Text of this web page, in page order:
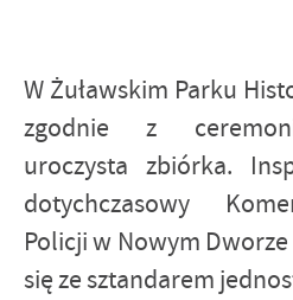
W Żuławskim Parku
zgodnie z
uroczysta zbiórka.
dotychczasowy
Policji w Nowym
się ze sztandarem